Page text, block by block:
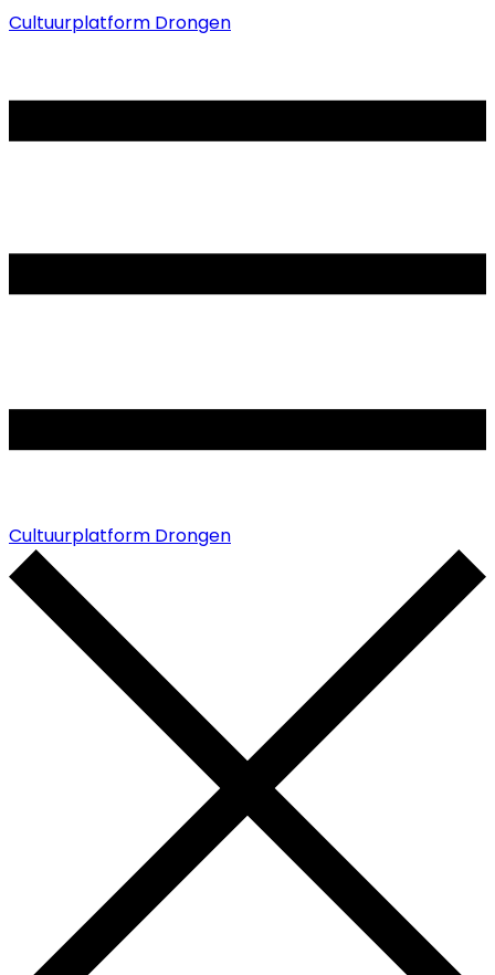
Cultuurplatform Drongen
Cultuurplatform Drongen